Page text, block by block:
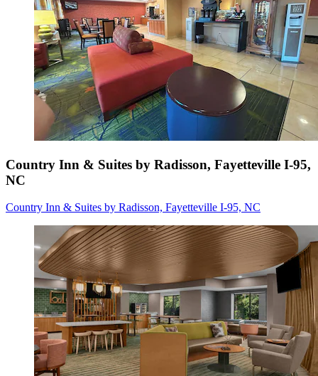
Country Inn & Suites by Radisson, Fayetteville I-95,
NC
Country Inn & Suites by Radisson, Fayetteville I-95, NC